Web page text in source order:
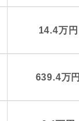
14.4万円
639.4万